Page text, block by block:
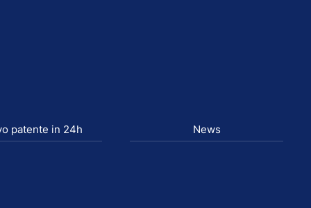
patente in 24h News